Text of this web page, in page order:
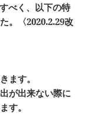
べく、以下の特
。〈2020.2.29改
ます。
が出来ない際に
す。